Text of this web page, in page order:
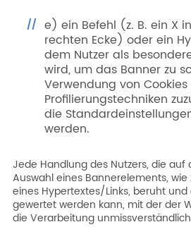
e) ein Befehl (z. B. ein X
rechten Ecke) oder ein
dem Nutzer als
wird, um das Banner zu
Verwendung von
Profilierungstechniken
die
werden.
Jede Handlung des Nutzers, die
Auswahl eines Bannerelements, wie
eines Hypertextes/Links, beruht
gewertet werden kann, mit der der
die Verarbeitung